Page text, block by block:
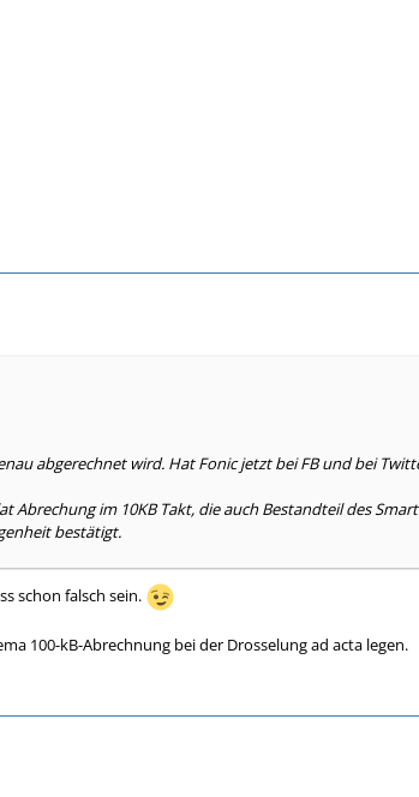
abgerechnet wird. Hat Fonic jetzt bei FB und bei
Abrechung im 10KB Takt, die auch Bestandteil des
bestätigt.
schon falsch sein.
100-kB-Abrechnung bei der Drosselung ad acta legen.